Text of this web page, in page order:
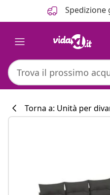
Spedizione
Torna a: Unità per